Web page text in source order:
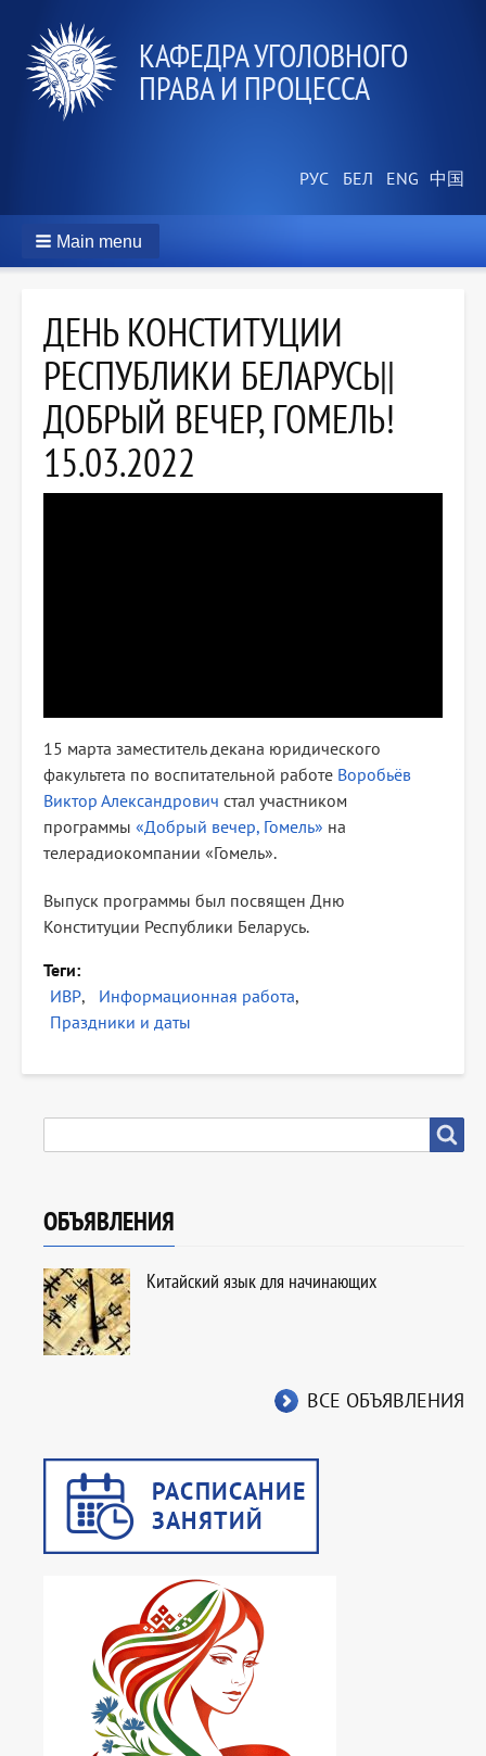
КАФЕДРА УГОЛОВНОГО
ПРАВА И ПРОЦЕССА
Main menu
ДЕНЬ КОНСТИТУЦИИ
РЕСПУБЛИКИ БЕЛАРУСЬ||
ДОБРЫЙ ВЕЧЕР, ГОМЕЛЬ!
15.03.2022
15 марта заместитель декана юридического
факультета по воспитательной работе Воробьёв
Виктор Александрович стал участником
программы «Добрый вечер, Гомель» на
телерадиокомпании «Гомель».
Выпуск программы был посвящен Дню
Конституции Республики Беларусь.
Теги
ИВР
Информационная работа
Праздники и даты
ОБЪЯВЛЕНИЯ
Китайский язык для начинающих
ВСЕ ОБЪЯВЛЕНИЯ